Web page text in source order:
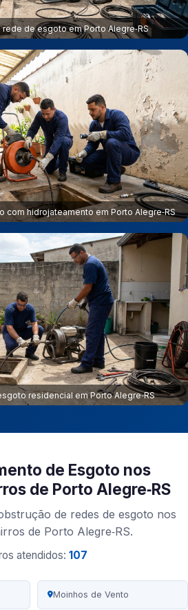
de esgoto em Porto Alegre‑RS
hidrojateamento em Porto Alegre‑RS
residencial em Porto Alegre‑RS
de Esgoto nos
de Porto Alegre‑RS
de redes de esgoto nos
de Porto Alegre‑RS.
atendidos: 107
Moinhos de Vento